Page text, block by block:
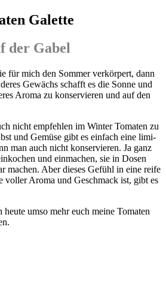
Galette
der Gabel
für mich den Som­mer ver­kör­pert, dann
Gewächs schafft es die Son­ne und
Aro­ma zu kon­ser­vie­ren und auf den
nicht emp­feh­len im Win­ter Toma­ten zu
und Gemü­se gibt es ein­fach eine limi­
man auch nicht kon­ser­vie­ren. Ja ganz
und ein­ma­chen, sie in Dosen
machen. Aber die­ses Gefühl in eine rei­fe
vol­ler Aro­ma und Geschmack ist, gibt es
umso mehr euch mei­ne Toma­ten